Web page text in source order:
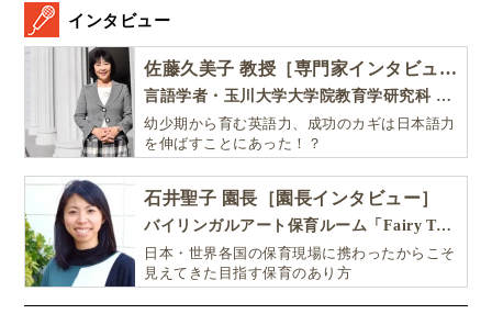
インタビュー
佐藤久美子 教授［専門家インタビュー］
言語学者・玉川大学大学院教育学研究科 教授・NHK「えいごであそぼ」総合指導
幼少期から育む英語力、成功のカギは日本語力
を伸ばすことにあった！？
石井聖子 園長［園長インタビュー］
バイリンガルアート保育ルーム「Fairy Tale（フェアリーテイル）」
日本・世界各国の保育現場に携わったからこそ
見えてきた目指す保育のあり方